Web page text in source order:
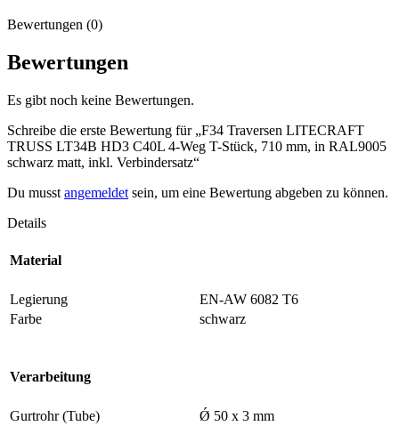
Bewertungen (0)
Bewertungen
Es gibt noch keine Bewertungen.
Schreibe die erste Bewertung für „F34 Traversen LITECRAFT
TRUSS LT34B HD3 C40L 4-Weg T-Stück, 710 mm, in RAL9005
schwarz matt, inkl. Verbindersatz“
Du musst angemeldet sein, um eine Bewertung abgeben zu können.
Details
Material
Legierung
EN-AW 6082 T6
Farbe
schwarz
Verarbeitung
Gurtrohr (Tube)
Ǿ 50 x 3 mm